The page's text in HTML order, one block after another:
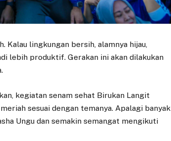
Kalau lingkungan bersih, alamnya hijau,
lebih produktif. Gerakan ini akan dilakukan
kegiatan senam sehat Birukan Langit
sesuai dengan temanya. Apalagi banyak
Ungu dan semakin semangat mengikuti